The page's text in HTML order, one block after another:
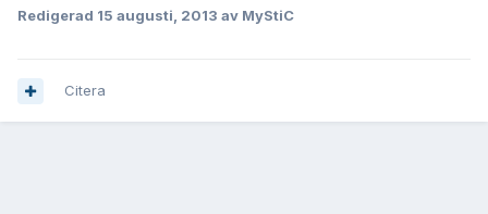
Redigerad 15 augusti, 2013 av MyStiC
Citera